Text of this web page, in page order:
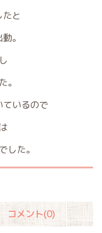
と
。
。
いるので
した。
コメント(0)